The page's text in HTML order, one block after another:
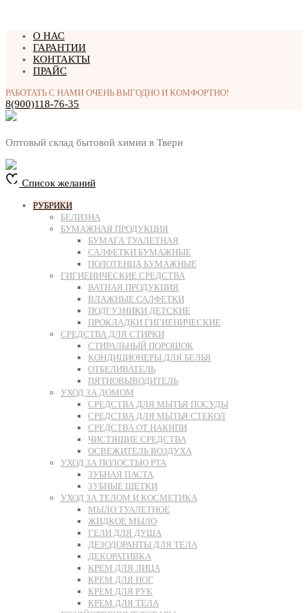
Перейти
содержимому
О НАС
ГАРАНТИИ
КОНТАКТЫ
ПРАЙС
РАБОТАТЬ С НАМИ ОЧЕНЬ ВЫГОДНО И КОМФОРТНО!
8(900)118-76-35
Оптовый склад бытовой химии в Твери
Список желаний
РУБРИКИ
БЕЛИЗНА
БУМАЖНАЯ ПРОДУКЦИЯ
БУМАГА ТУАЛЕТНАЯ
САЛФЕТКИ БУМАЖНЫЕ
ПОЛОТЕНЦА БУМАЖНЫЕ
ГИГИЕНИЧЕСКИЕ СРЕДСТВА
ВАТНАЯ ПРОДУКЦИЯ
ВЛАЖНЫЕ САЛФЕТКИ
ПОДГУЗНИКИ ДЕТСКИЕ
ПРОКЛАДКИ ГИГИЕНИЧЕСКИЕ
СРЕДСТВА ДЛЯ СТИРКИ
СТИРАЛЬНЫЙ ПОРОШОК
КОНДИЦИОНЕРЫ ДЛЯ БЕЛЬЯ
ОТБЕЛИВАТЕЛЬ
ПЯТНОВЫВОДИТЕЛЬ
УХОД ЗА ДОМОМ
СРЕДСТВА ДЛЯ МЫТЬЯ ПОСУДЫ
СРЕДСТВА ДЛЯ МЫТЬЯ СТЕКОЛ
СРЕДСТВА ОТ НАКИПИ
ЧИСТЯЩИЕ СРЕДСТВА
ОСВЕЖИТЕЛЬ ВОЗДУХА
УХОД ЗА ПОЛОСТЬЮ РТА
ЗУБНАЯ ПАСТА
ЗУБНЫЕ ЩЕТКИ
УХОД ЗА ТЕЛОМ И КОСМЕТИКА
МЫЛО ТУАЛЕТНОЕ
ЖИДКОЕ МЫЛО
ГЕЛИ ДЛЯ ДУША
ДЕЗОДОРАНТЫ ДЛЯ ТЕЛА
ДЕКОРАТИВКА
КРЕМ ДЛЯ ЛИЦА
КРЕМ ДЛЯ НОГ
КРЕМ ДЛЯ РУК
КРЕМ ДЛЯ ТЕЛА